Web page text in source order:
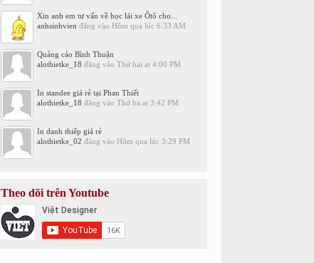
Xin anh em tư vấn về học lái xe Ôtô cho...
anhsinhvien đăng vào Hôm qua lúc 6:33 AM
Quảng cáo Bình Thuận
alothietke_18 đăng vào Thứ hai at 4:00 PM
In standee giá rẻ tại Phan Thiết
alothietke_18 đăng vào Thứ ba at 3:42 PM
In danh thiếp giá rẻ
alothietke_02 đăng vào Hôm qua lúc 3:29 PM
Theo dõi trên Youtube